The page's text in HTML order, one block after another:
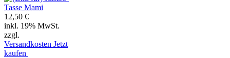
12,50 €
inkl. 19% MwSt.
zzgl.
Versandkosten Jetzt
kaufen